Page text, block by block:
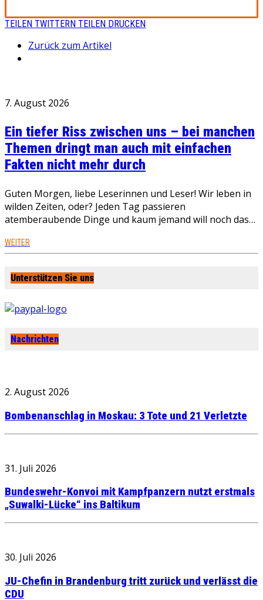
TEILEN TWITTERN TEILEN DRUCKEN
Zurück zum Artikel
7. August 2026
Ein tiefer Riss zwischen uns – bei manchen
Themen dringt man auch mit einfachen
Fakten nicht mehr durch
Guten Morgen, liebe Leserinnen und Leser! Wir leben in
wilden Zeiten, oder? Jeden Tag passieren
atemberaubende Dinge und kaum jemand will noch das…
WEITER
Unterstützen Sie uns
Nachrichten
2. August 2026
Bombenanschlag in Moskau: 3 Tote und 21 Verletzte
31. Juli 2026
Bundeswehr-Konvoi mit Kampfpanzern nutzt erstmals
„Suwalki-Lücke“ ins Baltikum
30. Juli 2026
JU-Chefin in Brandenburg tritt zurück und verlässt die
CDU